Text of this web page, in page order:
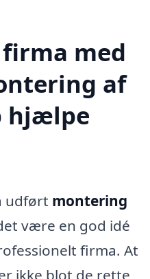
med
af
hjælpe
udført montering
være en god idé
firma. At
ikke blot de rette